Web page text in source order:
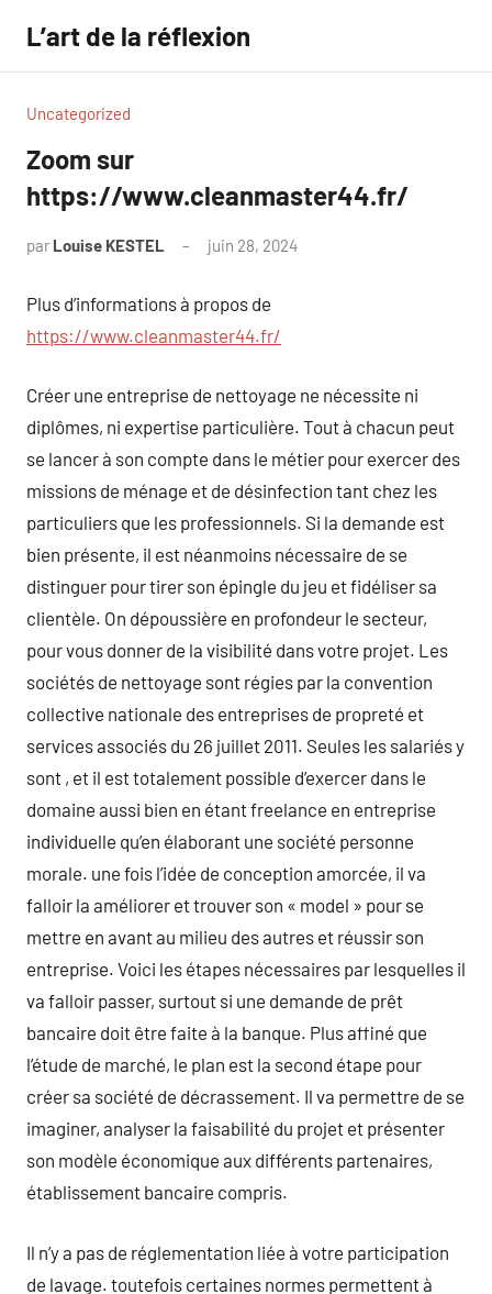
contenu
L’art de la réflexion
Uncategorized
Zoom sur
https://www.cleanmaster44.fr/
par Louise KESTEL juin 28, 2024
Plus d’informations à propos de
https://www.cleanmaster44.fr/
Créer une entreprise de nettoyage ne nécessite ni
diplômes, ni expertise particulière. Tout à chacun peut
se lancer à son compte dans le métier pour exercer des
missions de ménage et de désinfection tant chez les
particuliers que les professionnels. Si la demande est
bien présente, il est néanmoins nécessaire de se
distinguer pour tirer son épingle du jeu et fidéliser sa
clientèle. On dépoussière en profondeur le secteur,
pour vous donner de la visibilité dans votre projet. Les
sociétés de nettoyage sont régies par la convention
collective nationale des entreprises de propreté et
services associés du 26 juillet 2011. Seules les salariés y
sont , et il est totalement possible d’exercer dans le
domaine aussi bien en étant freelance en entreprise
individuelle qu’en élaborant une société personne
morale. une fois l’idée de conception amorcée, il va
falloir la améliorer et trouver son « model » pour se
mettre en avant au milieu des autres et réussir son
entreprise. Voici les étapes nécessaires par lesquelles il
va falloir passer, surtout si une demande de prêt
bancaire doit être faite à la banque. Plus affiné que
l’étude de marché, le plan est la second étape pour
créer sa société de décrassement. Il va permettre de se
imaginer, analyser la faisabilité du projet et présenter
son modèle économique aux différents partenaires,
établissement bancaire compris.
Il n’y a pas de réglementation liée à votre participation
de lavage. toutefois certaines normes permettent à